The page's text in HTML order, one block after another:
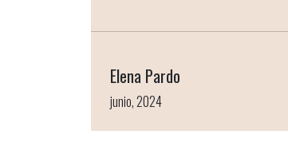
Elena Pardo
junio, 2024